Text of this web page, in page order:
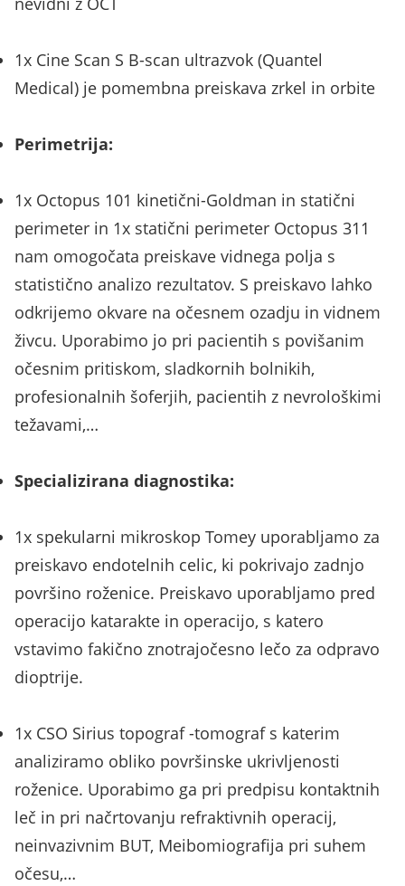
1x Cine Scan S B-scan ultrazvok (Quantel
Medical) je pomembna preiskava zrkel in orbite
Perimetrija:
1x Octopus 101 kinetični-Goldman in statični
perimeter in 1x statični perimeter Octopus 311
nam omogočata preiskave vidnega polja s
statistično analizo rezultatov. S preiskavo lahko
odkrijemo okvare na očesnem ozadju in vidnem
živcu. Uporabimo jo pri pacientih s povišanim
očesnim pritiskom, sladkornih bolnikih,
profesionalnih šoferjih, pacientih z nevrološkimi
težavami,…
Specializirana diagnostika:
1x spekularni mikroskop Tomey uporabljamo za
preiskavo endotelnih celic, ki pokrivajo zadnjo
površino roženice. Preiskavo uporabljamo pred
operacijo katarakte in operacijo, s katero
vstavimo fakično znotrajočesno lečo za odpravo
dioptrije.
1x CSO Sirius topograf -tomograf s katerim
analiziramo obliko površinske ukrivljenosti
roženice. Uporabimo ga pri predpisu kontaktnih
leč in pri načrtovanju refraktivnih operacij,
neinvazivnim BUT, Meibomiografija pri suhem
očesu,…